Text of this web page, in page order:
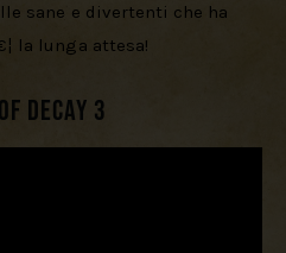
sane e divertenti che ha
la lunga attesa!
Decay 3